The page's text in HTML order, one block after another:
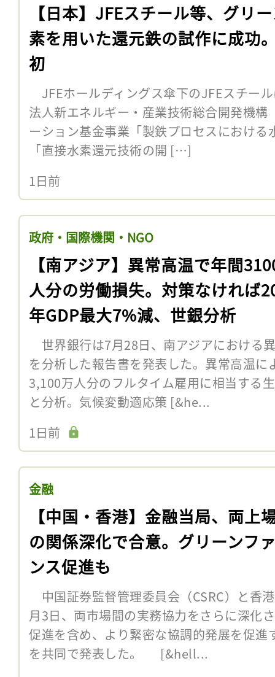
【日本】JFEスチール等、グリ
素を用いた還元鉄の試作に成功
初
JFEホールディングス傘下のJFEスチー
法人新エネルギー・産業技術総合開発機構
ーション基金事業「製鉄プロセスにおけ
「直接水素還元技術の開 […]
1日前
政府・国際機関・NGO
【南アジア】異常高温で年間
人分の労働損失。対策なければ
年GDP最大7%減、世銀分析
世界銀行は7月28日、南アジアにおける
を分析した報告書を発表した。異常高温
3,100万人分のフルタイム雇用に相当する
と分析。気候変動適応策 [&he...
1日前
金融
【中国・香港】金融当局、両上
の関係深化で合意。グリーンフ
ンス促進も
中国証券監督管理委員会（CSRC）と香
月3日、両市場間の実務協力をさらに深化
促進を含め、より緊密な協調的発展を促進
を共同で発表した。 [&hell...